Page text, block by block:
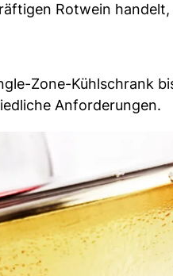
Rotwein
Zone-Kühlschrank
Anforderungen.